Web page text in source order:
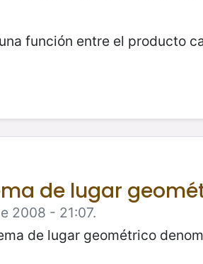
función entre el producto
de lugar
2008 - 21:07.
de lugar geométrico